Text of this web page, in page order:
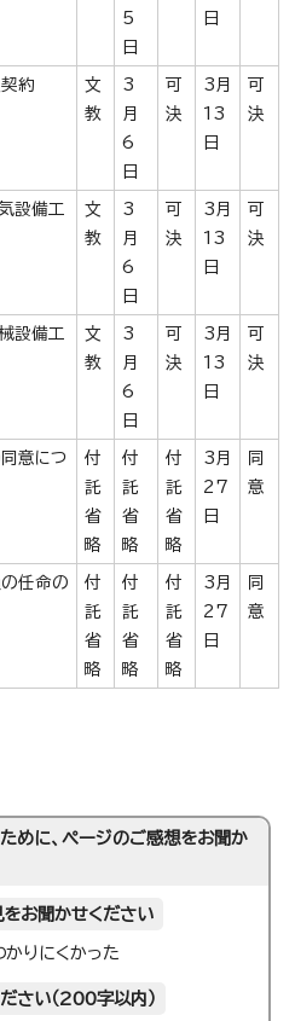
5
日
日
約
文
教
3
月
6
日
可
決
3月
13
日
可
決
設備工
文
教
3
月
6
日
可
決
3月
13
日
可
決
設備工
文
教
3
月
6
日
可
決
3月
13
日
可
決
意につ
付
託
省
略
付
託
省
略
付
託
省
略
3月
27
日
同
意
任命の
付
託
省
略
付
託
省
略
付
託
省
略
3月
27
日
同
意
めに、ページのご感想をお聞か
お聞かせください
かりにくかった
さい（200字以内）